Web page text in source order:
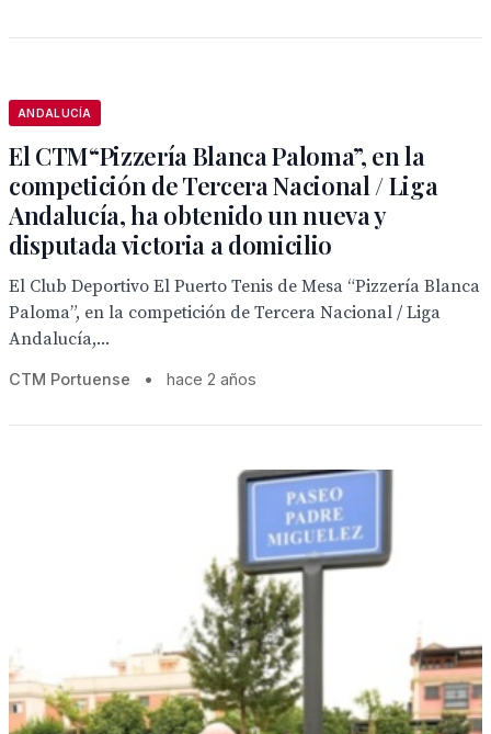
ANDALUCÍA
El CTM“Pizzería Blanca Paloma”, en la
competición de Tercera Nacional / Liga
Andalucía, ha obtenido un nueva y
disputada victoria a domicilio
El Club Deportivo El Puerto Tenis de Mesa “Pizzería Blanca
Paloma”, en la competición de Tercera Nacional / Liga
Andalucía,...
CTM Portuense • hace 2 años